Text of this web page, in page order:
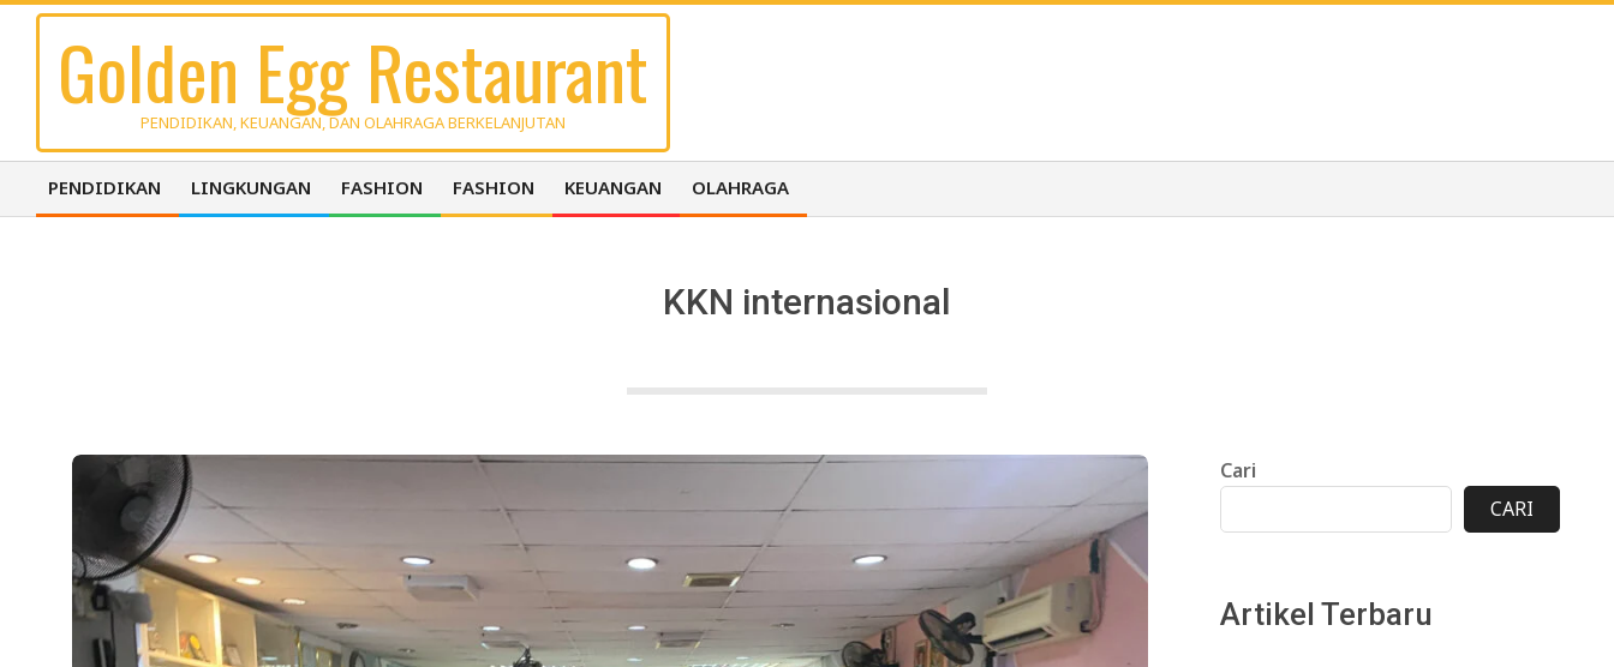
Skip
contentGolden Egg Restaurant
PENDIDIKAN, KEUANGAN, DAN OLAHRAGA BERKELANJUTAN
Primary
PENDIDIKAN LINGKUNGAN FASHION FASHION KEUANGAN OLAHRAGA
KKN internasional
Cari
CARI
Artikel Terbaru